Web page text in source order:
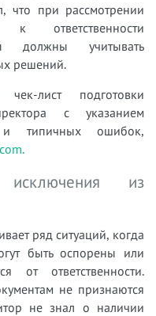
что при рассмотрении
ответственности
должны учитывать
решений.
лист подготовки
с указанием
и типичных ошибок,
из
ряд ситуаций, когда
быть оспорены или
от ответственности.
не признаются
не знал о наличии